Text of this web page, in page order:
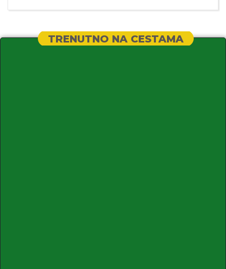
TRENUTNO NA CESTAMA